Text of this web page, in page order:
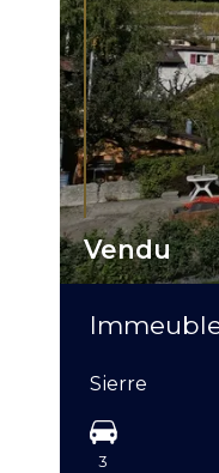
Vendu
Sierre
3